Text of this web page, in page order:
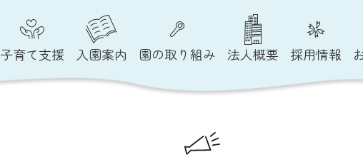
子育て支援 入園案内 園の取り組み 法人概要 採用情報